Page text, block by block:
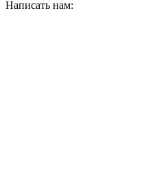
Написать нам: